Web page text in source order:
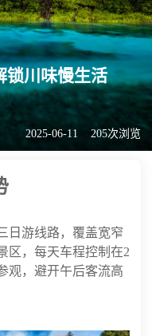
锁川味慢生活
2025-06-11 205次浏览
日游线路，覆盖宽窄
区，每天车程控制在2
观，避开午后客流高